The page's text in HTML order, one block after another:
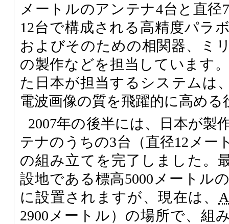
メートルのアンテナ4台と直
12台で構成される高精度パラ
およびそのための相関器、ミ
の製作などを担当しています
た日本が担当するシステムは
電波画像の質を飛躍的に高め
2007年の後半には、日本が製
テナのうちの3台（直径12メー
の組み立てを完了しました。
設地である標高5000メートル
に設置されますが、現在は、
2900メートル）の場所で、組